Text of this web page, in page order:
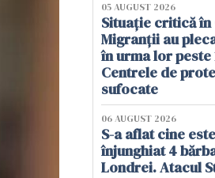
05 AUGUST 2026
Situație critică în
Migranții au
în urma lor peste
Centrele de
sufocate
06 AUGUST 2026
S-a aflat cine
înjunghiat 4
Londrei. Atacul